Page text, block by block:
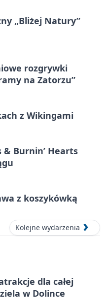
„Bliżej Natury”
rozgrywki
na Zatorzu”
z Wikingami
& Burnin’ Hearts
z koszykówką
Kolejne wydarzenia
dla całej
w Dolince